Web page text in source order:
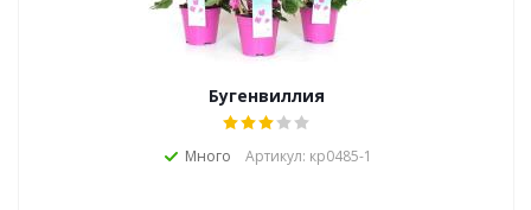
Бугенвиллия
Много Артикул: кр0485-1